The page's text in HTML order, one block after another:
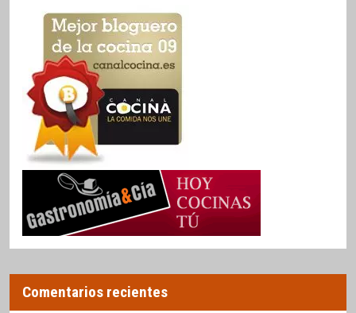
Comentarios recientes